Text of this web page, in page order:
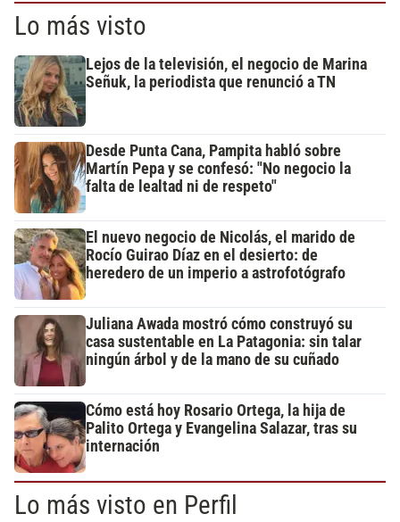
Lo más visto
Lejos de la televisión, el negocio de Marina
Señuk, la periodista que renunció a TN
Desde Punta Cana, Pampita habló sobre
Martín Pepa y se confesó: "No negocio la
falta de lealtad ni de respeto"
El nuevo negocio de Nicolás, el marido de
Rocío Guirao Díaz en el desierto: de
heredero de un imperio a astrofotógrafo
Juliana Awada mostró cómo construyó su
casa sustentable en La Patagonia: sin talar
ningún árbol y de la mano de su cuñado
Cómo está hoy Rosario Ortega, la hija de
Palito Ortega y Evangelina Salazar, tras su
internación
Lo más visto en Perfil